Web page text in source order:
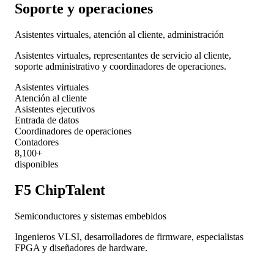
Soporte y operaciones
Asistentes virtuales, atención al cliente, administración
Asistentes virtuales, representantes de servicio al cliente,
soporte administrativo y coordinadores de operaciones.
Asistentes virtuales
Atención al cliente
Asistentes ejecutivos
Entrada de datos
Coordinadores de operaciones
Contadores
8,100+
disponibles
F5 ChipTalent
Semiconductores y sistemas embebidos
Ingenieros VLSI, desarrolladores de firmware, especialistas
FPGA y diseñadores de hardware.